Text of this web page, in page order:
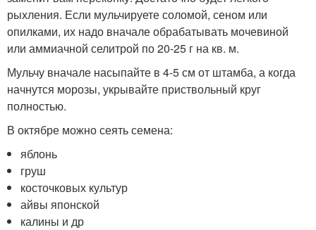
рыхления. Если мульчируете соломой, сеном или
опилками, их надо вначале обрабатывать мочевиной
или аммиачной селитрой по 20-25 г на кв. м.
Мульчу вначале насыпайте в 4-5 см от штамба, а когда
начнутся морозы, укрывайте приствольный круг
полностью.
В октябре можно сеять семена:
яблонь
груш
косточковых культур
айвы японской
калины и др